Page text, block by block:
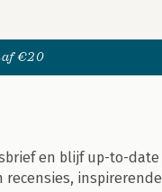
€20
en blijf up-to-date
inspirerende